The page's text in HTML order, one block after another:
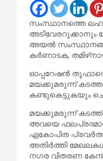
സംസ്ഥാനത്തെ
അടിവേരറുക്കാനും
അയല്‍
കര്‍ണാടക,
ഓപ്പറേഷന്‍
മയക്കുമരുന്ന്
കണ്ടുകെട്ടുകയും
മയക്കുമരുന്ന്
അവയെ
ഏകോപിത
അതിര്‍ത്തി
നഗര വിതരണ